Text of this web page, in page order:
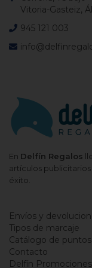
En Delfín Regalos
artículos
éxito.
Vitoria-Gasteiz,
945 121 003
Envíos y
Tipos de marcaje
Catálogo de puntos
Contacto
Delfín